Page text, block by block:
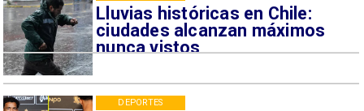
Lluvias históricas en Chile:
ciudades alcanzan máximos
nunca vistos
DEPORTES